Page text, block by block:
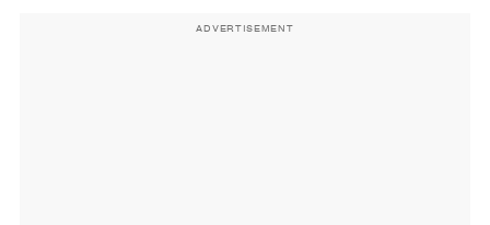
ADVERTISEMENT